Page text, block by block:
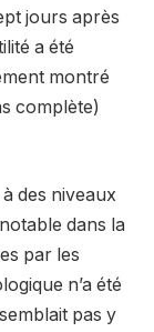
jours après
a été
montré
complète)
des niveaux
dans la
par les
n’a été
pas y